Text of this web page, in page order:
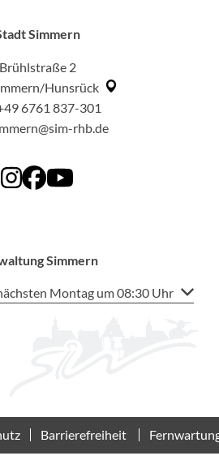
Simmern
Brühlstraße 2
Hunsrück
6761 837-301
rhb.de
Simmern
oder Schließzeiten
Montag um 08:30 Uhr
Barrierefreiheit